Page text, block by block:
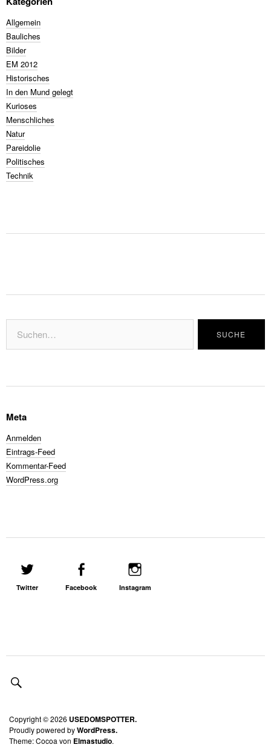
Allgemein
Bauliches
Bilder
EM 2012
Historisches
In den Mund gelegt
Kurioses
Menschliches
Natur
Pareidolie
Politisches
Technik
Meta
Anmelden
Eintrags-Feed
Kommentar-Feed
WordPress.org
Twitter Facebook Instagram
Copyright © 2026 USEDOMSPOTTER.
Proudly powered byWordPress.
Theme: Cocoa von Elmastudio.